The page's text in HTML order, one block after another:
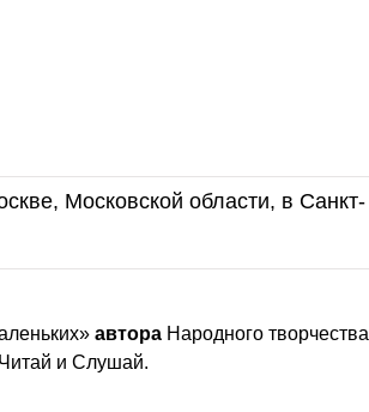
Московской области, в Санкт-
автора Народного творчества
и Слушай.